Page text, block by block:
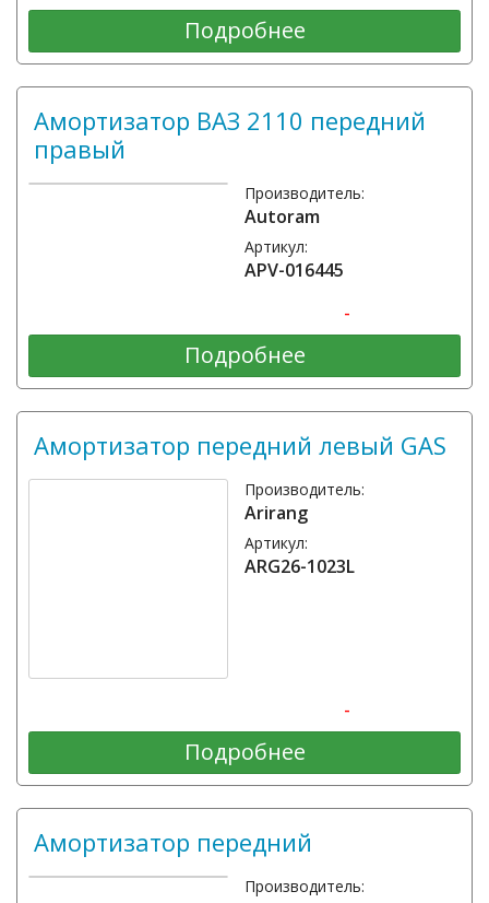
Подробнее
Амортизатор ВАЗ 2110 передний
правый
Производитель:
Autoram
Артикул:
АPV-016445
-
Подробнее
Амортизатор передний левый GAS
Производитель:
Arirang
Артикул:
ARG26-1023L
-
Подробнее
Амортизатор передний
Производитель: